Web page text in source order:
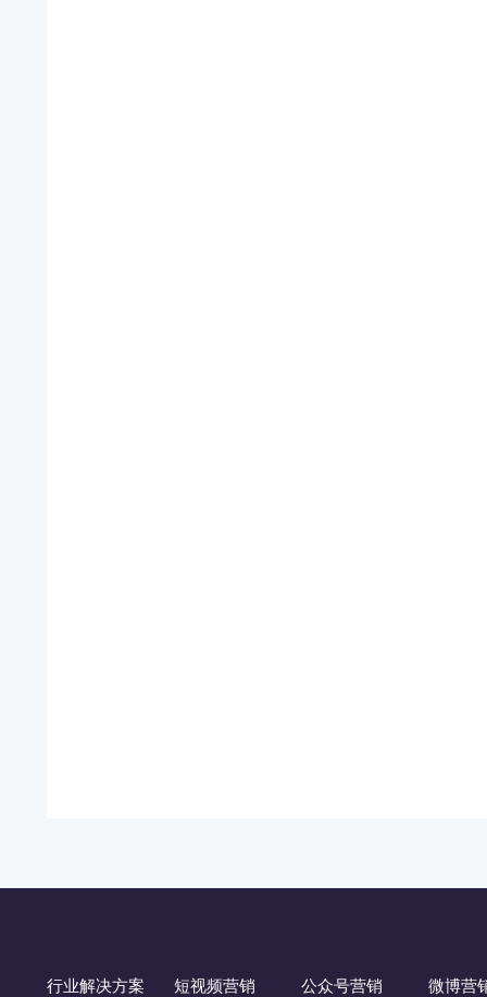
行业解决方案 短视频营销 公众号营销 微博营